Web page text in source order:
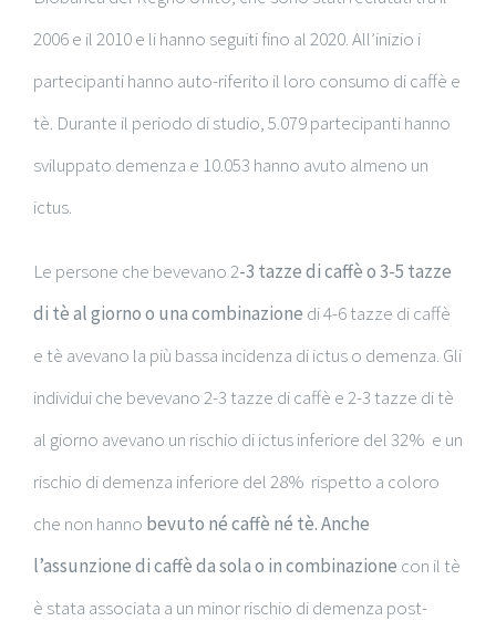
2006 e il 2010 e li hanno seguiti fino al 2020. All’inizio i
partecipanti hanno auto-riferito il loro consumo di caffè e
tè. Durante il periodo di studio, 5.079 partecipanti hanno
sviluppato demenza e 10.053 hanno avuto almeno un
ictus.
Le persone che bevevano 2-3 tazze di caffè o 3-5 tazze
di tè al giorno o una combinazione di 4-6 tazze di caffè
e tè avevano la più bassa incidenza di ictus o demenza. Gli
individui che bevevano 2-3 tazze di caffè e 2-3 tazze di tè
al giorno avevano un rischio di ictus inferiore del 32% e un
rischio di demenza inferiore del 28% rispetto a coloro
che non hanno bevuto né caffè né tè. Anche
l’assunzione di caffè da sola o in combinazione con il tè
è stata associata a un minor rischio di demenza post-